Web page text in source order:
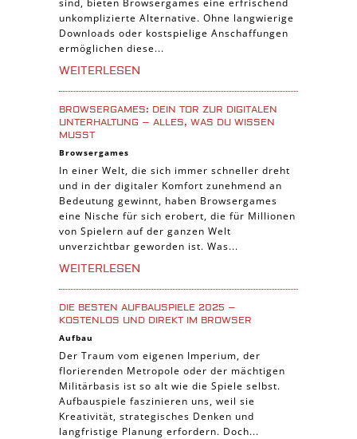
Pferde Spiele
Simulation Spiele
Tier Spiele
Casual Spiele
Abenteuer Spiele
Online Spiele
3-Gewinnt Spiele
Trading Card Spiele
Manager Spiele
unkomplizierte Alternative. Ohne langwierige
Downloads oder kostspielige Anschaffungen
ermöglichen diese...
WEITERLESEN
BROWSERGAMES: DEIN TOR ZUR DIGITALEN
UNTERHALTUNG – ALLES, WAS DU WISSEN
MUSST
Browsergames
In einer Welt, die sich immer schneller dreht
und in der digitaler Komfort zunehmend an
Bedeutung gewinnt, haben Browsergames
eine Nische für sich erobert, die für Millionen
von Spielern auf der ganzen Welt
unverzichtbar geworden ist. Was...
WEITERLESEN
DIE BESTEN AUFBAUSPIELE 2025 –
KOSTENLOS UND DIREKT IM BROWSER
Aufbau
Der Traum vom eigenen Imperium, der
florierenden Metropole oder der mächtigen
Militärbasis ist so alt wie die Spiele selbst.
Aufbauspiele faszinieren uns, weil sie
Kreativität, strategisches Denken und
langfristige Planung erfordern. Doch...